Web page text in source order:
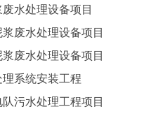
水处理设备项目
废水处理设备项目
废水处理设备项目
系统安装工程
污水处理工程项目